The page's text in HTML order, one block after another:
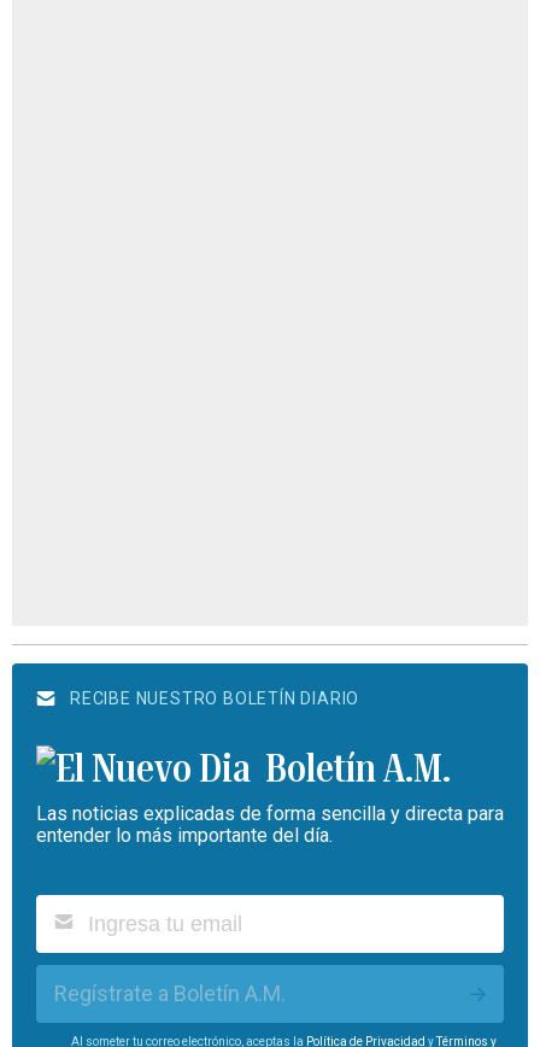
RECIBE NUESTRO BOLETÍN DIARIO
Boletín A.M.
Las noticias explicadas de forma sencilla y directa para
entender lo más importante del día.
Regístrate a Boletín A.M.
Al someter tu correo electrónico, aceptas la Política de Privacidad yTérminos y